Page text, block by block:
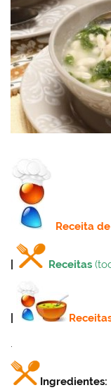
Receita
Receitas
.
Ingredientes: